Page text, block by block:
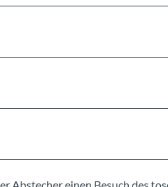
Abstecher einen Besuch des